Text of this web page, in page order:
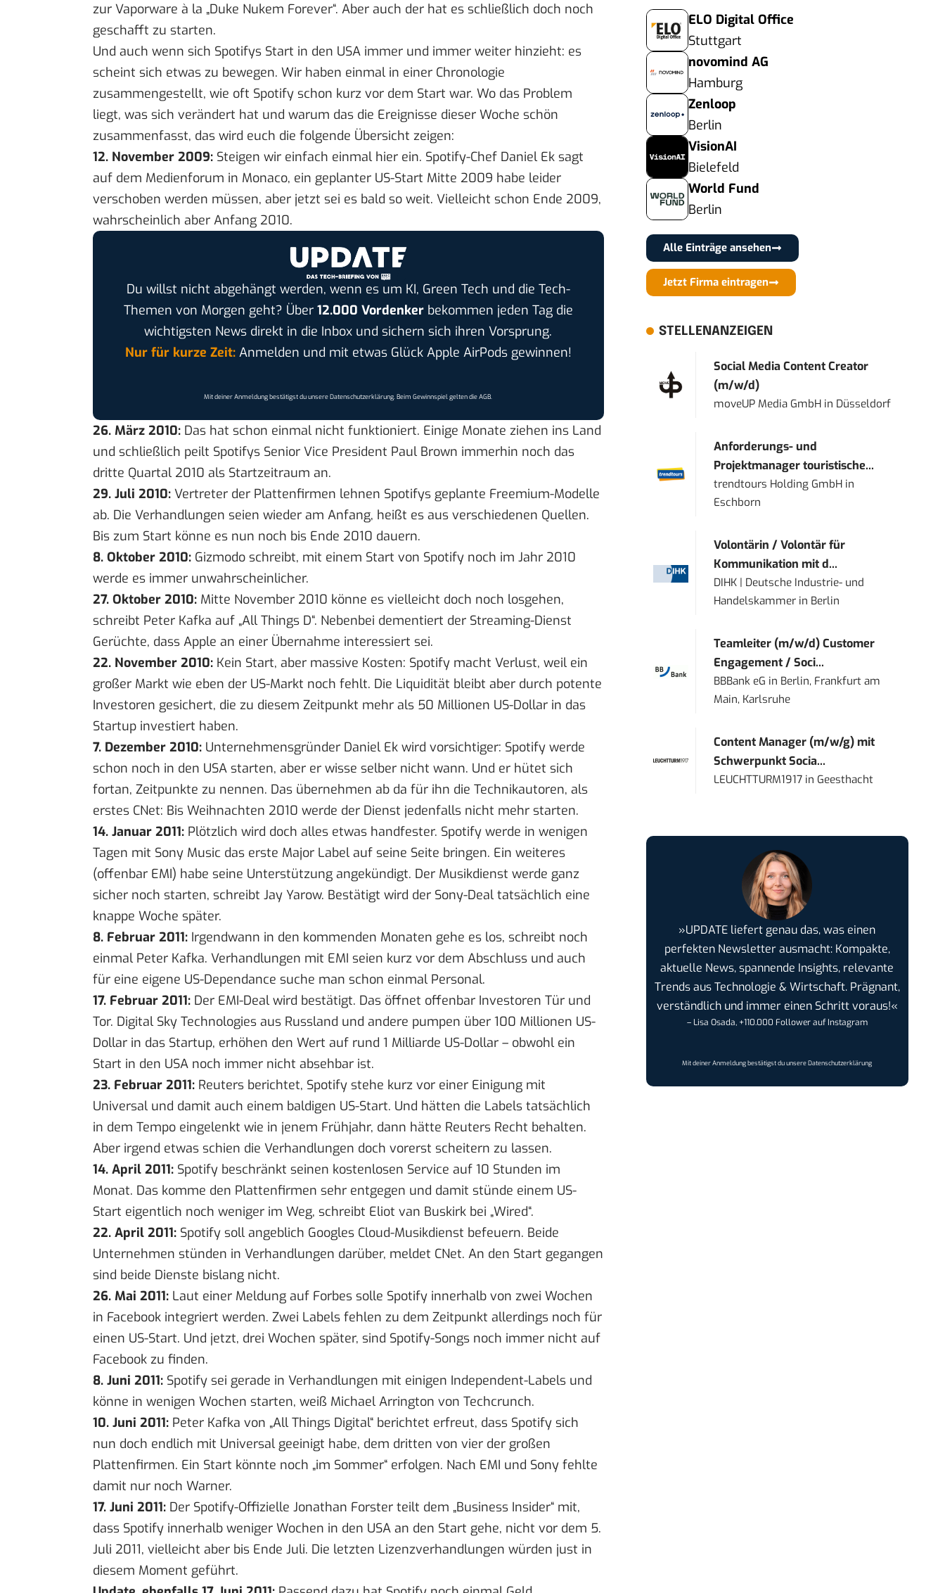
zur Vaporware à la „Duke Nukem Forever“. Aber auch der hat es schließlich doch noch
geschafft zu starten.
Und auch wenn sich Spotifys Start in den USA immer und immer weiter hinzieht: es
scheint sich etwas zu bewegen. Wir haben einmal in einer Chronologie
zusammengestellt, wie oft Spotify schon kurz vor dem Start war. Wo das Problem
liegt, was sich verändert hat und warum das die Ereignisse dieser Woche schön
zusammenfasst, das wird euch die folgende Übersicht zeigen:
12. November 2009: Steigen wir einfach einmal hier ein. Spotify-Chef Daniel Ek sagt
auf dem Medienforum in Monaco, ein geplanter US-Start Mitte 2009 habe leider
verschoben werden müssen, aber jetzt sei es bald so weit. Vielleicht schon Ende 2009,
wahrscheinlich aber Anfang 2010.
Du willst nicht abgehängt werden, wenn es um KI, Green Tech und die Tech-
Themen von Morgen geht? Über 12.000 Vordenkerbekommen jeden Tag die
wichtigsten News direkt in die Inbox und sichern sich ihren Vorsprung.
Nur für kurze Zeit:Anmelden und mit etwas Glück Apple AirPods gewinnen!
Mit deiner Anmeldung bestätigst du unsereDatenschutzerklärung. Beim Gewinnspiel gelten dieAGB.
26. März 2010: Das hat schon einmal nicht funktioniert. Einige Monate ziehen ins Land
und schließlich peilt Spotifys Senior Vice President Paul Brown immerhin noch das
dritte Quartal 2010 als Startzeitraum an.
29. Juli 2010: Vertreter der Plattenfirmen lehnen Spotifys geplante Freemium-Modelle
ab. Die Verhandlungen seien wieder am Anfang, heißt es aus verschiedenen Quellen.
Bis zum Start könne es nun noch bis Ende 2010 dauern.
8. Oktober 2010: Gizmodo schreibt, mit einem Start von Spotify noch im Jahr 2010
werde es immer unwahrscheinlicher.
27. Oktober 2010: Mitte November 2010 könne es vielleicht doch noch losgehen,
schreibt Peter Kafka auf „All Things D“. Nebenbei dementiert der Streaming-Dienst
Gerüchte, dass Apple an einer Übernahme interessiert sei.
22. November 2010: Kein Start, aber massive Kosten: Spotify macht Verlust, weil ein
großer Markt wie eben der US-Markt noch fehlt. Die Liquidität bleibt aber durch potente
Investoren gesichert, die zu diesem Zeitpunkt mehr als 50 Millionen US-Dollar in das
Startup investiert haben.
7. Dezember 2010: Unternehmensgründer Daniel Ek wird vorsichtiger: Spotify werde
schon noch in den USA starten, aber er wisse selber nicht wann. Und er hütet sich
fortan, Zeitpunkte zu nennen. Das übernehmen ab da für ihn die Technikautoren, als
erstes CNet: Bis Weihnachten 2010 werde der Dienst jedenfalls nicht mehr starten.
14. Januar 2011: Plötzlich wird doch alles etwas handfester. Spotify werde in wenigen
Tagen mit Sony Music das erste Major Label auf seine Seite bringen. Ein weiteres
(offenbar EMI) habe seine Unterstützung angekündigt. Der Musikdienst werde ganz
sicher noch starten, schreibt Jay Yarow. Bestätigt wird der Sony-Deal tatsächlich eine
knappe Woche später.
8. Februar 2011: Irgendwann in den kommenden Monaten gehe es los, schreibt noch
einmal Peter Kafka. Verhandlungen mit EMI seien kurz vor dem Abschluss und auch
für eine eigene US-Dependance suche man schon einmal Personal.
17. Februar 2011: Der EMI-Deal wird bestätigt. Das öffnet offenbar Investoren Tür und
Tor. Digital Sky Technologies aus Russland und andere pumpen über 100 Millionen US-
Dollar in das Startup, erhöhen den Wert auf rund 1 Milliarde US-Dollar – obwohl ein
Start in den USA noch immer nicht absehbar ist.
23. Februar 2011: Reuters berichtet, Spotify stehe kurz vor einer Einigung mit
Universal und damit auch einem baldigen US-Start. Und hätten die Labels tatsächlich
in dem Tempo eingelenkt wie in jenem Frühjahr, dann hätte Reuters Recht behalten.
Aber irgend etwas schien die Verhandlungen doch vorerst scheitern zu lassen.
14. April 2011: Spotify beschränkt seinen kostenlosen Service auf 10 Stunden im
Monat. Das komme den Plattenfirmen sehr entgegen und damit stünde einem US-
Start eigentlich noch weniger im Weg, schreibt Eliot van Buskirk bei „Wired“.
22. April 2011: Spotify soll angeblich Googles Cloud-Musikdienst befeuern. Beide
Unternehmen stünden in Verhandlungen darüber, meldet CNet. An den Start gegangen
sind beide Dienste bislang nicht.
26. Mai 2011: Laut einer Meldung auf Forbes solle Spotify innerhalb von zwei Wochen
in Facebook integriert werden. Zwei Labels fehlen zu dem Zeitpunkt allerdings noch für
einen US-Start. Und jetzt, drei Wochen später, sind Spotify-Songs noch immer nicht auf
Facebook zu finden.
8. Juni 2011: Spotify sei gerade in Verhandlungen mit einigen Independent-Labels und
könne in wenigen Wochen starten, weiß Michael Arrington von Techcrunch.
10. Juni 2011: Peter Kafka von „All Things Digital“ berichtet erfreut, dass Spotify sich
nun doch endlich mit Universal geeinigt habe, dem dritten von vier der großen
Plattenfirmen. Ein Start könnte noch „im Sommer“ erfolgen. Nach EMI und Sony fehlte
damit nur noch Warner.
17. Juni 2011: Der Spotify-Offizielle Jonathan Forster teilt dem „Business Insider“ mit,
dass Spotify innerhalb weniger Wochen in den USA an den Start gehe, nicht vor dem 5.
Juli 2011, vielleicht aber bis Ende Juli. Die letzten Lizenzverhandlungen würden just in
diesem Moment geführt.
ELO Digital Office
Stuttgart
novomind AG
Hamburg
Zenloop
Berlin
VisionAI
Bielefeld
World Fund
Berlin
Alle Einträge ansehen
Jetzt Firma eintragen
STELLENANZEIGEN
Social Media Content Creator
(m/w/d)
moveUP Media GmbH in Düsseldorf
Anforderungs- und
Projektmanager touristische...
trendtours Holding GmbH in
Eschborn
Volontärin / Volontär für
Kommunikation mit d...
DIHK | Deutsche Industrie- und
Handelskammer in Berlin
Teamleiter (m/w/d) Customer
Engagement / Soci...
BBBank eG in Berlin, Frankfurt am
Main, Karlsruhe
Content Manager (m/w/g) mit
Schwerpunkt Socia...
LEUCHTTURM1917 in Geesthacht
»UPDATE liefert genau das, was einen
perfekten Newsletter ausmacht: Kompakte,
aktuelle News, spannende Insights, relevante
Trends aus Technologie & Wirtschaft. Prägnant,
verständlich und immer einen Schritt voraus!«
– Lisa Osada, +110.000 Follower auf Instagram
Mit deiner Anmeldung bestätigst du unsereDatenschutzerklärung